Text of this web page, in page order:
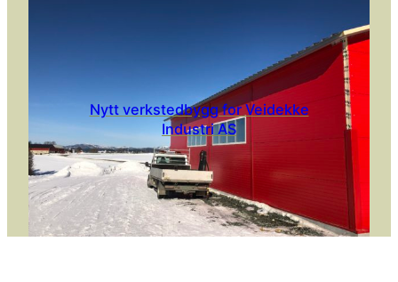
Nytt verkstedbygg for Veidekke
Industri AS